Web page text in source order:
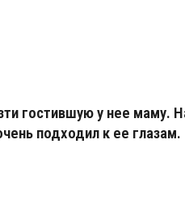
гостившую у нее маму.
подходил к ее глазам.